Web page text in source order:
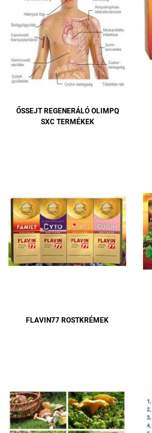
ŐSSEJT REGENERÁLÓ OLIMPQ
SXC TERMÉKEK
FLAVIN77 ROSTKRÉMEK